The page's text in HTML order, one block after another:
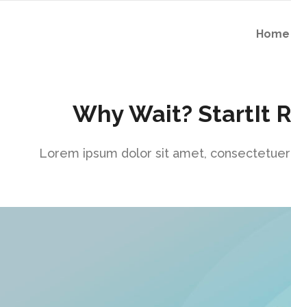
Home
Why Wait? StartIt
Lorem ipsum dolor sit amet,